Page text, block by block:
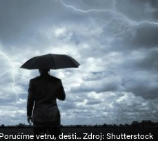
Poručíme větru, dešti... Zdroj: Shutterstock